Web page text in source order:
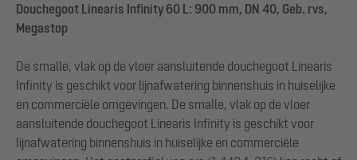
Douchegoot Linearis Infinity 60 L: 900 mm, DN 40, Geb. rvs,
Megastop
De smalle, vlak op de vloer aansluitende douchegoot Linearis
Infinity is geschikt voor lijnafwatering binnenshuis in huiselijke
en commerciële omgevingen. De smalle, vlak op de vloer
aansluitende douchegoot Linearis Infinity is geschikt voor
lijnafwatering binnenshuis in huiselijke en commerciële